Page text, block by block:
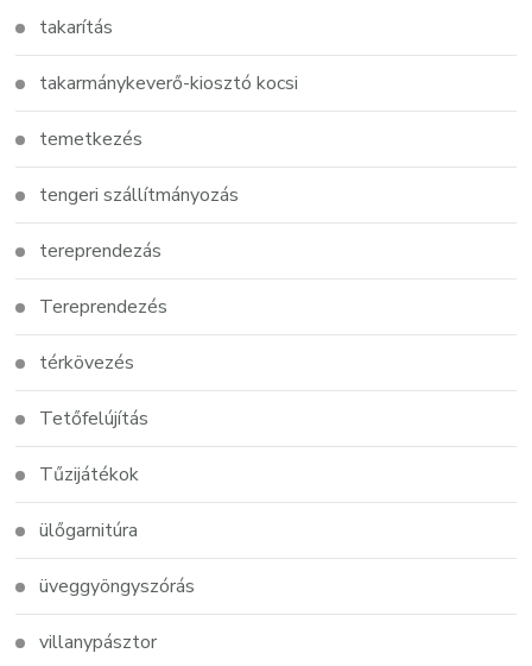
takarítás
takarmánykeverő-kiosztó kocsi
temetkezés
tengeri szállítmányozás
tereprendezás
Tereprendezés
térkövezés
Tetőfelújítás
Tűzijátékok
ülőgarnitúra
üveggyöngyszórás
villanypásztor